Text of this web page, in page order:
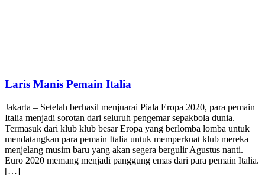
Laris Manis Pemain Italia
Jakarta – Setelah berhasil menjuarai Piala Eropa 2020, para pemain
Italia menjadi sorotan dari seluruh pengemar sepakbola dunia.
Termasuk dari klub klub besar Eropa yang berlomba lomba untuk
mendatangkan para pemain Italia untuk memperkuat klub mereka
menjelang musim baru yang akan segera bergulir Agustus nanti.
Euro 2020 memang menjadi panggung emas dari para pemain Italia.
[…]